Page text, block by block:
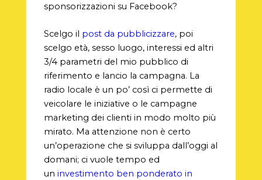
sponsorizzazioni su Facebook?
Scelgo il post da pubblicizzare, poi
scelgo età, sesso luogo, interessi ed altri
3/4 parametri del mio pubblico di
riferimento e lancio la campagna. La
radio locale è un po’ così ci permette di
veicolare le iniziative o le campagne
marketing dei clienti in modo molto più
mirato. Ma attenzione non è certo
un’operazione che si sviluppa dall’oggi al
domani; ci vuole tempo ed
un investimento ben ponderato in